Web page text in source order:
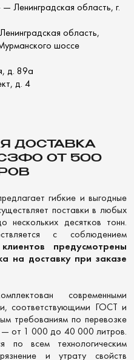
— Ленинградская область, г.
область,
шоссе
д. 89а
д. 4
ДОСТАВКА
ОТ 500
гибкие и выгодные
поставки в любых
десятков тонн.
с соблюдением
предусмотрены
на доставку при заказе
современными
соответствующими ГОСТ и
требованиям по перевозке
— от 1 000 до 40 000 литров.
по всем технологическим
и утрату свойств